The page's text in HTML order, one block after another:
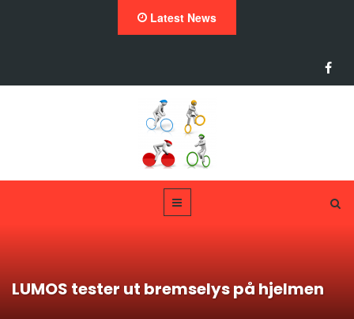
Latest News
LUMOS tester ut bremselys på hjelmen